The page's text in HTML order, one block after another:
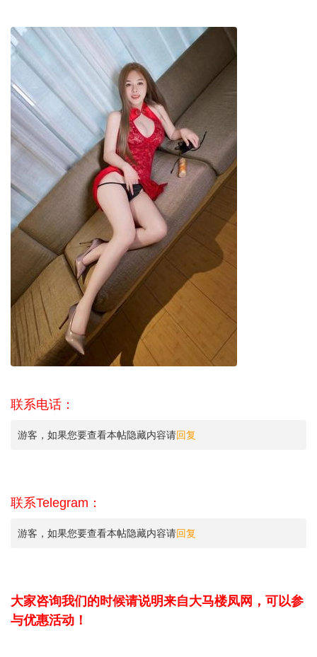
联系电话：
游客，如果您要查看本帖隐藏内容请回复
联系Telegram：
游客，如果您要查看本帖隐藏内容请回复
大家咨询我们的时候请说明来自大马楼凤网，可以参
与优惠活动！